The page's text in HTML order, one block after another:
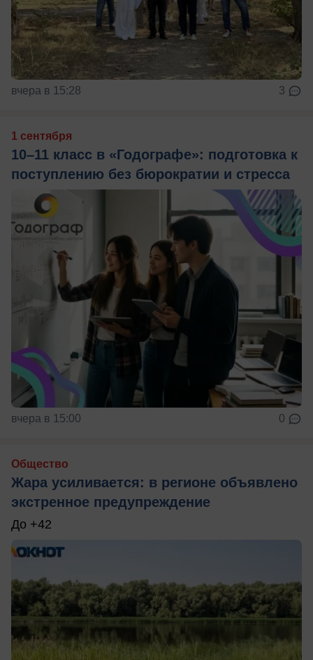
вчера в 15:28 3
1 сентября
10–11 класс в «Годографе»: подготовка к
поступлению без бюрократии и стресса
вчера в 15:00 0
Общество
Жара усиливается: в регионе объявлено
экстренное предупреждение
До +42